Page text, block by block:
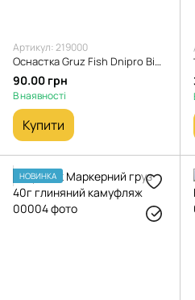
Артикул: 219000
Оснастка Gruz Fish Dnipro Big Fish із волосом під бойли на короповому лідкорі 80 г, вантаж чорний
90.00 грн
В наявності
Купити
НОВИНКА